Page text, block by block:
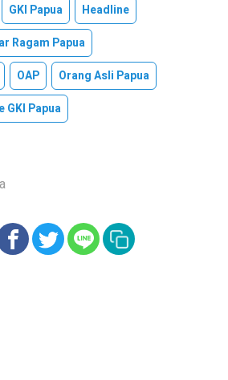
GKI Papua
Headline
Ragam Papua
OAP
Orang Asli Papua
GKI Papua